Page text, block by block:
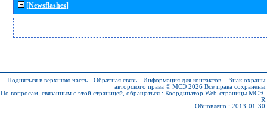
[Newsflashes]
Подняться в верхнюю часть - Обратная связь - Информация для контактов - Знак охраны
авторского права © МСЭ 2026 Все права сохранены
По вопросам, связанным с этой страницей, обращаться : Координатор Web-страницы МСЭ-
R
Обновлено : 2013-01-30